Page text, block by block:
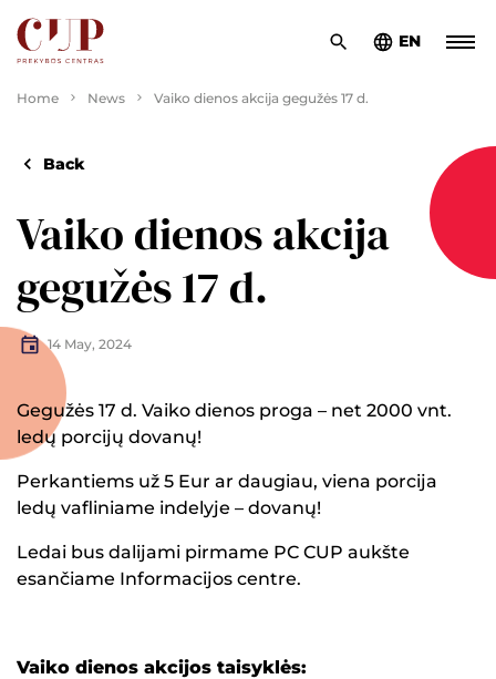
EN
Home News Vaiko dienos akcija gegužės 17 d.
Back
Vaiko dienos akcija
gegužės 17 d.
14 May, 2024
Gegužės 17 d. Vaiko dienos proga – net 2000 vnt.
ledų porcijų dovanų!
Perkantiems už 5 Eur ar daugiau, viena porcija
ledų vafliniame indelyje – dovanų!
Ledai bus dalijami pirmame PC CUP aukšte
esančiame Informacijos centre.
Vaiko dienos akcijos taisyklės: